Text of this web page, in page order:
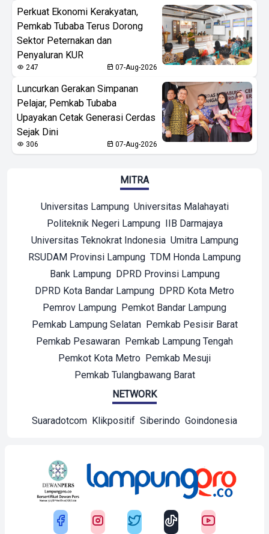
Perkuat Ekonomi Kerakyatan,
Pemkab Tubaba Terus Dorong
Sektor Peternakan dan
Penyaluran KUR
247 07-Aug-2026
Luncurkan Gerakan Simpanan
Pelajar, Pemkab Tubaba
Upayakan Cetak Generasi Cerdas
Sejak Dini
306 07-Aug-2026
MITRA
Universitas Lampung Universitas Malahayati
Politeknik Negeri Lampung IIB Darmajaya
Universitas Teknokrat Indonesia Umitra Lampung
RSUDAM Provinsi Lampung TDM Honda Lampung
Bank Lampung DPRD Provinsi Lampung
DPRD Kota Bandar Lampung DPRD Kota Metro
Pemrov Lampung Pemkot Bandar Lampung
Pemkab Lampung Selatan Pemkab Pesisir Barat
Pemkab Pesawaran Pemkab Lampung Tengah
Pemkot Kota Metro Pemkab Mesuji
Pemkab Tulangbawang Barat
NETWORK
Suaradotcom Klikpositif Siberindo Goindonesia